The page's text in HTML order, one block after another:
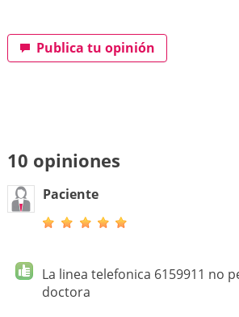
Publica tu opinión
10 opiniones
Paciente
La linea telefonica 6159911 no
doctora